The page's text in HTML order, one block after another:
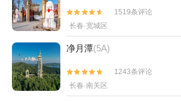


1519条评论
长春·宽城区
净月潭(5A)


1243条评论
长春·南关区